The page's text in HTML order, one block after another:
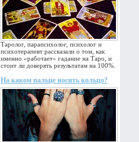
Таролог, парапсихолог, психолог и
психотерапевт рассказали о том, как
именно «работает» гадание на Таро, и
стоит ли доверять результатам на 100%.
На каком пальце носить кольцо?